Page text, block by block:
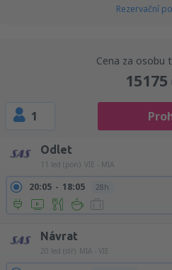
Rezervační
Cena za osobu
15175
1
Odlet
11 led (pon) VIE - MIA
20:05 18:05 28h
Návrat
20 led (stř) MIA - VIE